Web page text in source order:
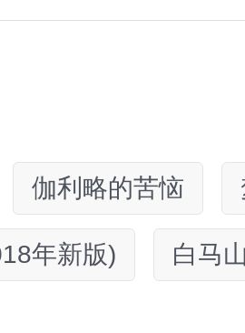
伽利略的苦恼
年新版) 白马